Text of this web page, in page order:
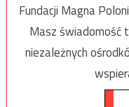
Fundacji Magna
Masz świadomość
niezależnych